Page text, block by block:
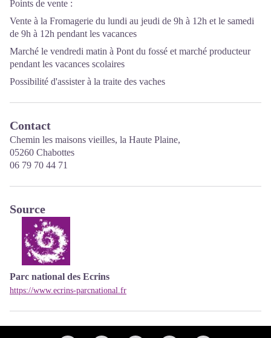
Points de vente :
Vente à la Fromagerie du lundi au jeudi de 9h à 12h et le samedi
de 9h à 12h pendant les vacances
Marché le vendredi matin à Pont du fossé et marché producteur
pendant les vacances scolaires
Possibilité d'assister à la traite des vaches
Contact
Chemin les maisons vieilles, la Haute Plaine,
05260 Chabottes
06 79 70 44 71
Source
Parc national des Ecrins
https://www.ecrins-parcnational.fr